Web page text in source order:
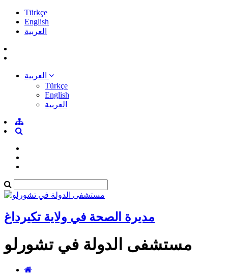
Türkçe
English
العربية
Türkçe
English
العربية
مديرة الصحة في ولاية تكيرداغ
مستشفى الدولة في تشورلو